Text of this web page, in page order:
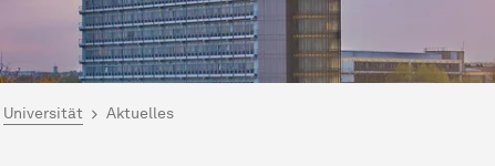
hier:
Universität Aktuelles